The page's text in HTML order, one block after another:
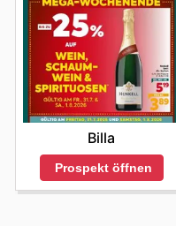
Billa
Prospekt öffnen